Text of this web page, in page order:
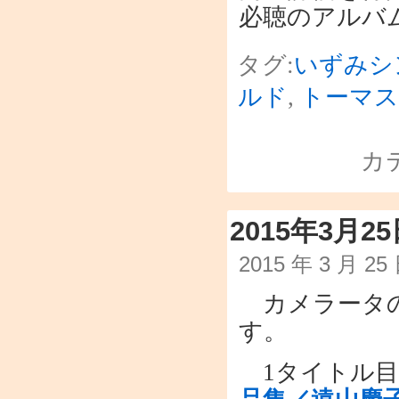
必聴のアルバ
タグ:いずみ
ルド, トーマ
カ
2015年3月
2015 年 3 月 25
カメラータ
す。
1タイトル